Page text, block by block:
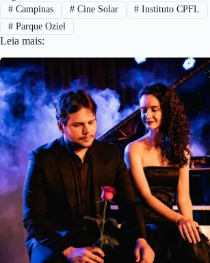
#Campinas #Cine Solar # Instituto CPFL
#Parque Oziel
Leia mais: